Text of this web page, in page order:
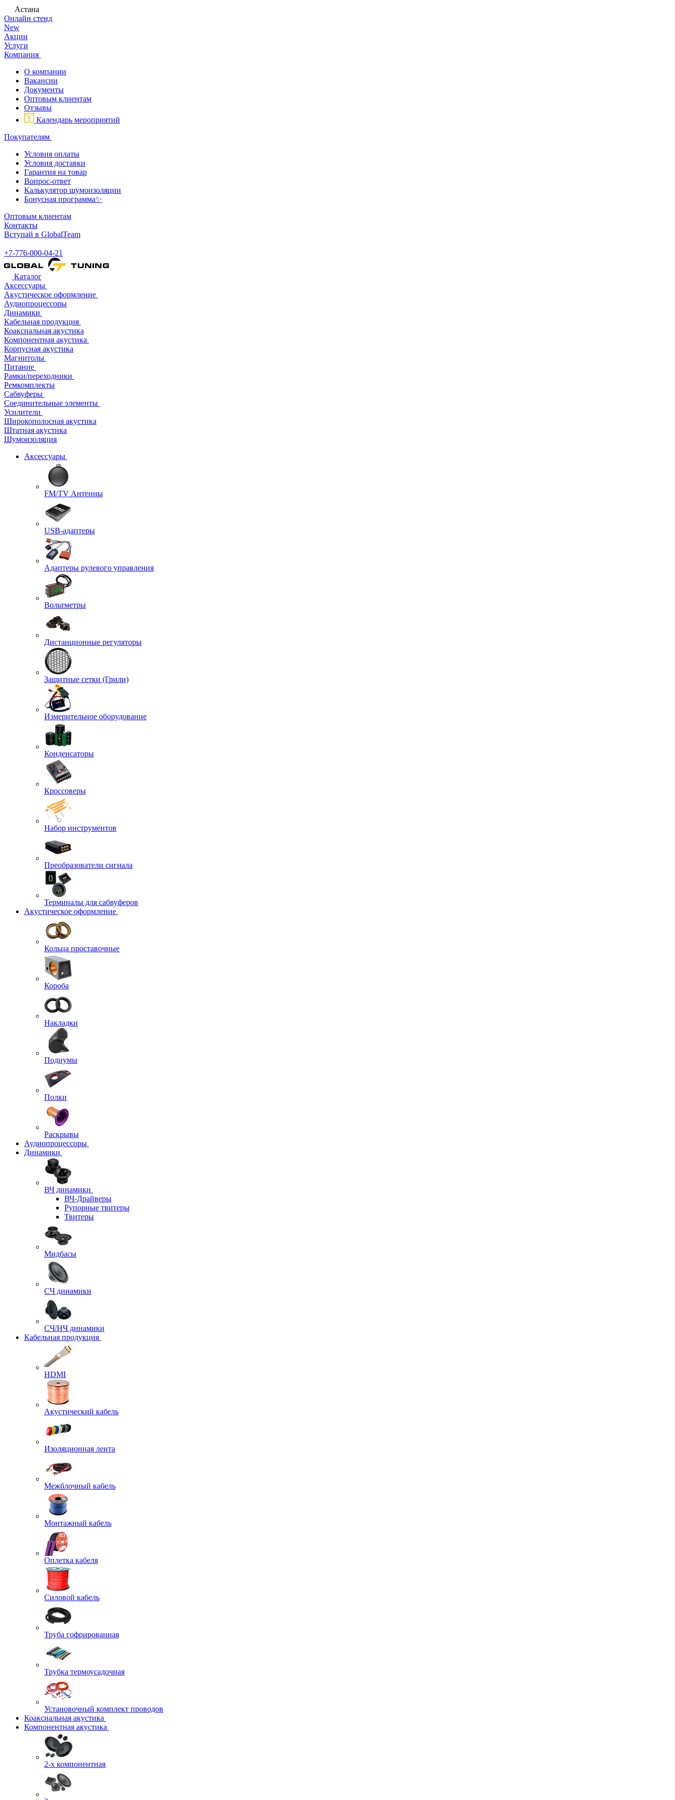
Астана
Онлайн стенд
New
Акции
Услуги
Компания
О компании
Вакансии
Документы
Оптовым клиентам
Отзывы
Календарь мероприятий
Покупателям
Условия оплаты
Условия доставки
Гарантия на товар
Вопрос-ответ
Калькулятор шумоизоляции
Бонусная программа✨
Оптовым клиентам
Контакты
Вступай в GlobalTeam
+7-776-000-04-21
Каталог
Аксессуары
Акустическое оформление
Аудиопроцессоры
Динамики
Кабельная продукция
Коаксиальная акустика
Компонентная акустика
Корпусная акустика
Магнитолы
Питание
Рамки/переходники
Ремкомплекты
Сабвуферы
Соединительные элементы
Усилители
Широкополосная акустика
Штатная акустика
Шумоизоляция
Аксессуары
FM/TV Антенны
USB-адаптеры
Адаптеры рулевого управления
Вольтметры
Дистанционные регуляторы
Защитные сетки (Грили)
Измерительное оборудование
Конденсаторы
Кроссоверы
Набор инструментов
Преобразователи сигнала
Терминалы для сабвуферов
Акустическое оформление
Кольца проставочные
Короба
Накладки
Подиумы
Полки
Раскрывы
Аудиопроцессоры
Динамики
ВЧ динамики
ВЧ-Драйверы
Рупорные твитеры
Твитеры
Мидбасы
СЧ динамики
СЧ/НЧ динамики
Кабельная продукция
HDMI
Акустический кабель
Изоляционная лента
Межблочный кабель
Монтажный кабель
Оплетка кабеля
Силовой кабель
Труба гофрированная
Трубка термоусадочная
Установочный комплект проводов
Коаксиальная акустика
Компонентная акустика
2-х компонентная